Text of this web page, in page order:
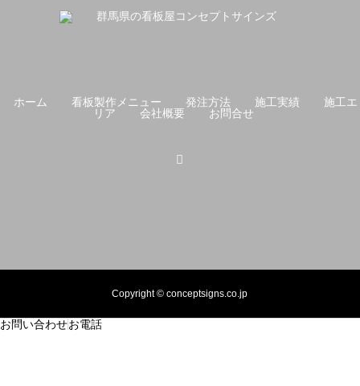
ホーム 看板製作メニュー 発注方法 施工実績
施工エ
リア
会社概要 お問合せ
Copyright © conceptsigns.co.jp
お問い合わせお電話